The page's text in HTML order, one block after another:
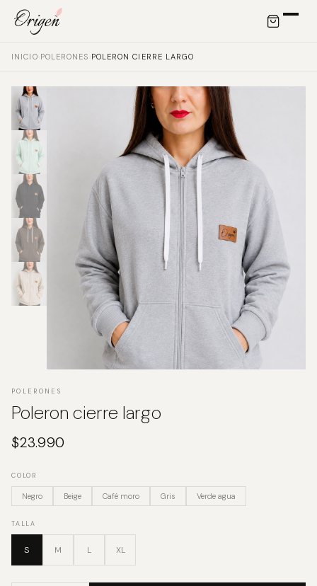
INICIO POLERONES POLERON CIERRE LARGO
POLERONES
Poleron cierre largo
$23.990
COLOR
Negro Beige Café moro Gris Verde agua
TALLA
S M L XL